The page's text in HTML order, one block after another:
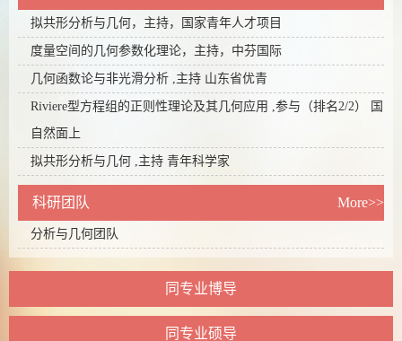
拟共形分析与几何，主持，国家青年人才项目
度量空间的几何参数化理论，主持，中芬国际
几何函数论与非光滑分析 ,主持 山东省优青
Riviere型方程组的正则性理论及其几何应用 ,参与（排名2/2） 国
自然面上
拟共形分析与几何 ,主持 青年科学家
科研团队 More>>
分析与几何团队
同专业博导
同专业硕导